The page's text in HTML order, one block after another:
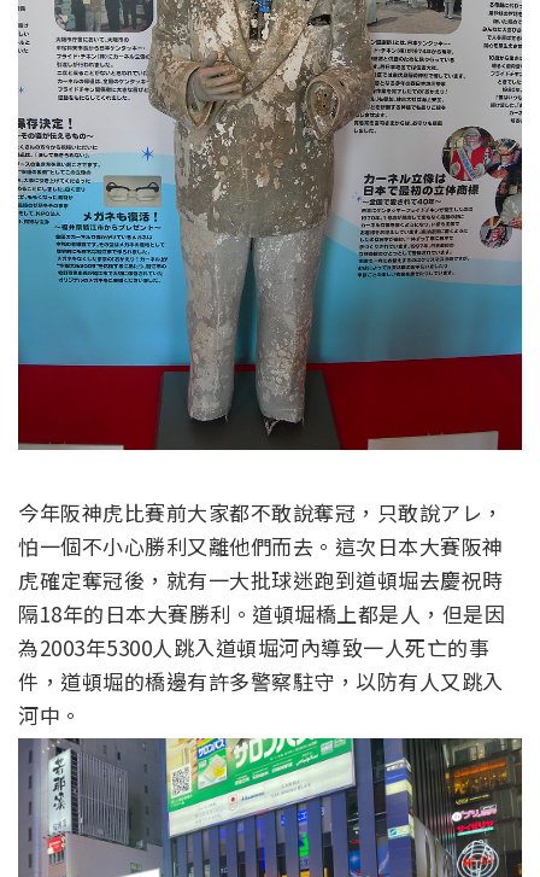
今年阪神虎比賽前大家都不敢說奪冠，只敢說アレ，
怕一個不小心勝利又離他們而去。這次日本大賽阪神
虎確定奪冠後，就有一大批球迷跑到道頓堀去慶祝時
隔18年的日本大賽勝利。道頓堀橋上都是人，但是因
為2003年5300人跳入道頓堀河內導致一人死亡的事
件，道頓堀的橋邊有許多警察駐守，以防有人又跳入
河中。